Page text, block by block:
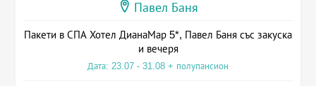
Павел Баня
Пакети в СПА Хотел ДианаМар 5*, Павел Баня със закуска
и вечеря
Дата: 23.07 - 31.08 + полупансион